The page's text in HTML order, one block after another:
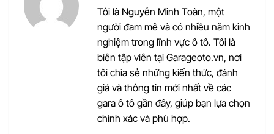
Tôi là Nguyễn Minh Toàn, một
người đam mê và có nhiều năm kinh
nghiệm trong lĩnh vực ô tô. Tôi là
biên tập viên tại Garageoto.vn, nơi
tôi chia sẻ những kiến thức, đánh
giá và thông tin mới nhất về các
gara ô tô gần đây, giúp bạn lựa chọn
chính xác và phù hợp.